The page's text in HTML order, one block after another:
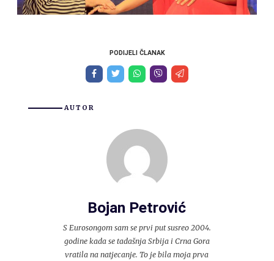
PODIJELI ČLANAK
AUTOR
Bojan Petrović
S Eurosongom sam se prvi put susreo 2004.
godine kada se tadašnja Srbija i Crna Gora
vratila na natjecanje. To je bila moja prva